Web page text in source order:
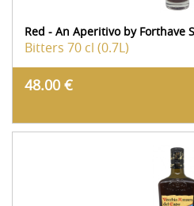
Red - An Aperitivo by Forthave
Bitters 70 cl (0.7L)
48.00 €